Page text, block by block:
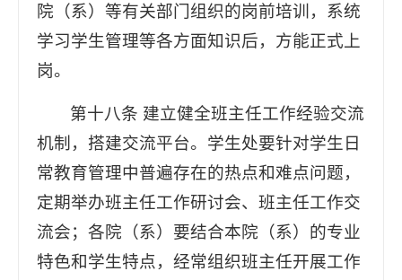
院（系）等有关部门组织的岗前培训，系统
学习学生管理等各方面知识后，方能正式上
岗。
第十八条 建立健全班主任工作经验交流
机制，搭建交流平台。学生处要针对学生日
常教育管理中普遍存在的热点和难点问题，
定期举办班主任工作研讨会、班主任工作交
流会；各院（系）要结合本院（系）的专业
特色和学生特点，经常组织班主任开展工作